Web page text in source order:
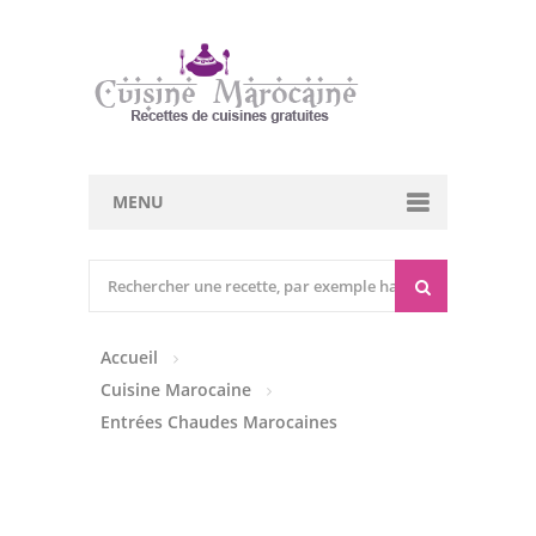
MENU
Entrées Froides
Tajines
Accueil
Cuisine Marocaine
Entrées Chaudes Marocaines